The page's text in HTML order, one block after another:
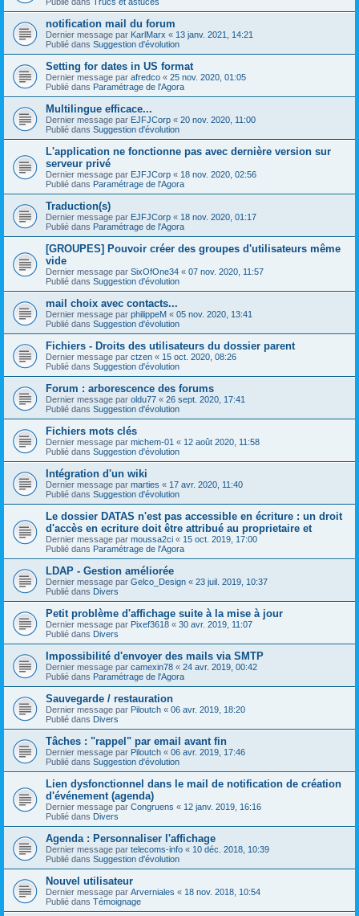
notification mail du forum
Dernier message par KarlMarx « 13 janv. 2021, 14:21
Publié dans Suggestion d'évolution
Setting for dates in US format
Dernier message par afredco « 25 nov. 2020, 01:05
Publié dans Paramétrage de l'Agora
Multilingue efficace...
Dernier message par EJFJCorp « 20 nov. 2020, 11:00
Publié dans Suggestion d'évolution
L'application ne fonctionne pas avec dernière version sur
serveur privé
Dernier message par EJFJCorp « 18 nov. 2020, 02:56
Publié dans Paramétrage de l'Agora
Traduction(s)
Dernier message par EJFJCorp « 18 nov. 2020, 01:17
Publié dans Paramétrage de l'Agora
[GROUPES] Pouvoir créer des groupes d'utilisateurs même
vide
Dernier message par SixOfOne34 « 07 nov. 2020, 11:57
Publié dans Suggestion d'évolution
mail choix avec contacts...
Dernier message par philippeM « 05 nov. 2020, 13:41
Publié dans Suggestion d'évolution
Fichiers - Droits des utilisateurs du dossier parent
Dernier message par ctzen « 15 oct. 2020, 08:26
Publié dans Suggestion d'évolution
Forum : arborescence des forums
Dernier message par oldu77 « 26 sept. 2020, 17:41
Publié dans Suggestion d'évolution
Fichiers mots clés
Dernier message par michem-01 « 12 août 2020, 11:58
Publié dans Suggestion d'évolution
Intégration d'un wiki
Dernier message par marties « 17 avr. 2020, 11:40
Publié dans Suggestion d'évolution
Le dossier DATAS n'est pas accessible en écriture : un droit
d'accès en ecriture doit être attribué au proprietaire et
Dernier message par moussa2ci « 15 oct. 2019, 17:00
Publié dans Paramétrage de l'Agora
LDAP - Gestion améliorée
Dernier message par Gelco_Design « 23 juil. 2019, 10:37
Publié dans Divers
Petit problème d'affichage suite à la mise à jour
Dernier message par Pixef3618 « 30 avr. 2019, 11:07
Publié dans Divers
Impossibilité d'envoyer des mails via SMTP
Dernier message par camexin78 « 24 avr. 2019, 00:42
Publié dans Paramétrage de l'Agora
Sauvegarde / restauration
Dernier message par Piloutch « 06 avr. 2019, 18:20
Publié dans Divers
Tâches : "rappel" par email avant fin
Dernier message par Piloutch « 06 avr. 2019, 17:46
Publié dans Suggestion d'évolution
Lien dysfonctionnel dans le mail de notification de création
d'événement (agenda)
Dernier message par Congruens « 12 janv. 2019, 16:16
Publié dans Divers
Agenda : Personnaliser l'affichage
Dernier message par telecoms-info « 10 déc. 2018, 10:39
Publié dans Suggestion d'évolution
Nouvel utilisateur
Dernier message par Arverniales « 18 nov. 2018, 10:54
Publié dans Témoignage